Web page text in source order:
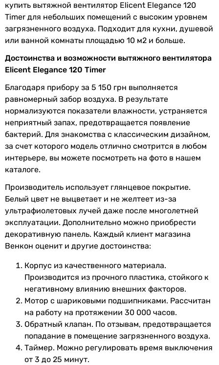
Материал
обратного
клапана
пластик
Настройки
таймера
задержки
выключения
от 3 до 25 минут
(регулируемый)
Максимальная
температура
перемещаемого
Количество
скоростей
Покрытие глянцевое
Производство Италия
Электропитание 230 В
Класс защиты
Коллекции Elegance
Физические характеристики
Диаметр 120 мм
купить вытяжной вентилятор Elicent Elegance 120
Timer для небольших помещений с высоким уровнем
загрязненного воздуха. Подходит для кухни, душевой
или ванной комнаты площадью 10 м2 и больше.
Достоинства и возможности вытяжного вентилятора
Elicent Elegance 120 Timer
Благодаря прибору за 5 150 грн выполняется
равномерный забор воздуха. В результате
нормализуются показатели влажности, устраняется
неприятный запах, предотвращается появление
бактерий. Для знакомства с классическим дизайном,
за счет которого модель отлично смотрится в любом
интерьере, вы можете посмотреть на фото в нашем
каталоге.
Производитель использует глянцевое покрытие.
Белый цвет не выцветает и не желтеет из-за
ультрафиолетовых лучей даже после многолетней
эксплуатации. Дополнительно можно приобрести
декоративную панель. Каждый клиент магазина
Венкон оценит и другие достоинства:
Корпус из качественного материала.
Производится из прочного пластика, стойкого к
негативному влиянию внешних факторов.
Мотор с шариковыми подшипниками. Рассчитан
на работу на протяжении 30 000 часов.
Обратный клапан. По отзывам, предотвращается
попадание в помещение загрязненного воздуха.
Таймер. Можно регулировать время выключения
от 3 до 25 минут.